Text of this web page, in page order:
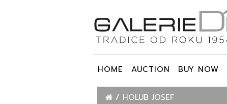
HOME AUCTION BUY NOW
HOLUB JOSEF